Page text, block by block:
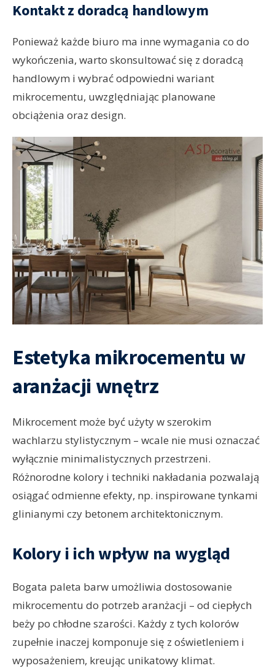
Kontakt z doradcą handlowym
Ponieważ każde biuro ma inne wymagania co do
wykończenia, warto skonsultować się z doradcą
handlowym i wybrać odpowiedni wariant
mikrocementu, uwzględniając planowane
obciążenia oraz design.
Estetyka mikrocementu w
aranżacji wnętrz
Mikrocement może być użyty w szerokim
wachlarzu stylistycznym – wcale nie musi oznaczać
wyłącznie minimalistycznych przestrzeni.
Różnorodne kolory i techniki nakładania pozwalają
osiągać odmienne efekty, np. inspirowane tynkami
glinianymi czy betonem architektonicznym.
Kolory i ich wpływ na wygląd
Bogata paleta barw umożliwia dostosowanie
mikrocementu do potrzeb aranżacji – od ciepłych
beży po chłodne szarości. Każdy z tych kolorów
zupełnie inaczej komponuje się z oświetleniem i
wyposażeniem, kreując unikatowy klimat.